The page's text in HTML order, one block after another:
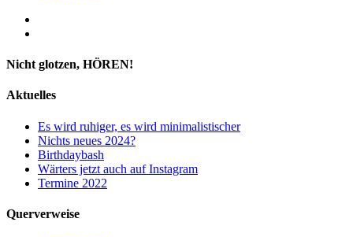
Nicht glotzen, HÖREN!
Aktuelles
Es wird ruhiger, es wird minimalistischer
Nichts neues 2024?
Birthdaybash
Wärters jetzt auch auf Instagram
Termine 2022
Querverweise